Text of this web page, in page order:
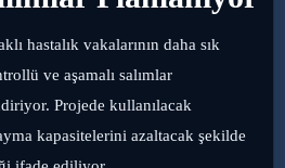
hastalık vakalarının daha sık
ve aşamalı salımlar
Projede kullanılacak
kapasitelerini azaltacak şekilde